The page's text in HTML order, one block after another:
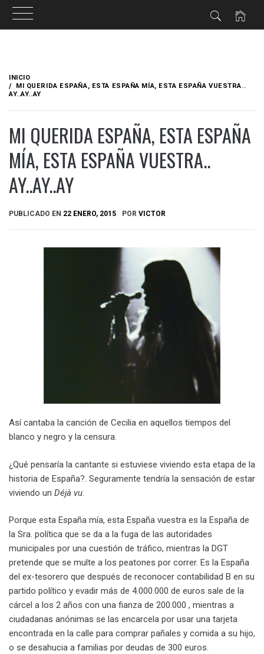
contenido
INICIO
MI QUERIDA ESPAÑA, ESTA ESPAÑA MÍA, ESTA ESPAÑA VUESTRA..
AY..AY..AY
MI QUERIDA ESPAÑA, ESTA ESPAÑA
MÍA, ESTA ESPAÑA VUESTRA..
AY..AY..AY
PUBLICADO EN 22 ENERO, 2015 POR VICTOR
Así cantaba la canción de Cecilia en aquellos tiempos del
blanco y negro y la censura.
¿Qué pensaría la cantante si estuviese viviendo esta etapa de la
historia de España?. Seguramente tendría la sensación de estar
viviendo un Déjà vu.
Porque esta España mía, esta España vuestra es la España de
la Sra. política que se da a la fuga de las autoridades
municipales por una cuestión de tráfico, mientras la DGT
pretende que se multe a los peatones por correr. Es la España
del ex-tesorero que después de reconocer contabilidad B en su
partido político y evadir más de 4.000.000 de euros sale de la
cárcel a los 2 años con una fianza de 200.000 , mientras a
ciudadanas anónimas se las encarcela por usar una tarjeta
encontrada en la calle para comprar pañales y comida a su hijo,
o se desahucia a familias por deudas de 300 euros.